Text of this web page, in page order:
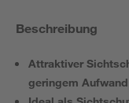
Beschreibung
Attraktiver
geringem Aufwand